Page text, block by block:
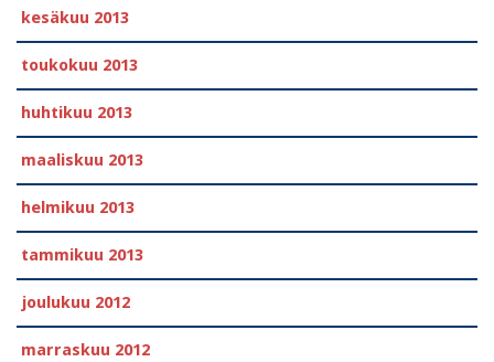
kesäkuu 2013
toukokuu 2013
huhtikuu 2013
maaliskuu 2013
helmikuu 2013
tammikuu 2013
joulukuu 2012
marraskuu 2012